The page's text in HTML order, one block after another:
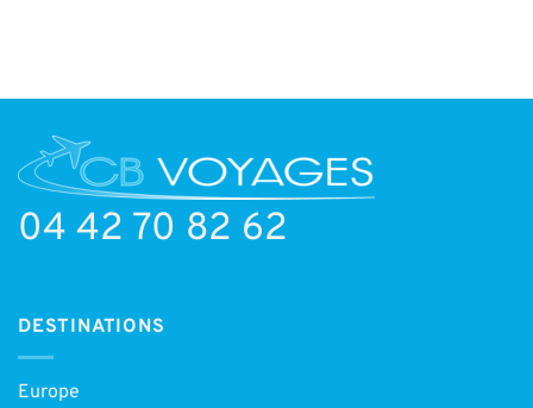
04 42 70 82 62
DESTINATIONS
Europe